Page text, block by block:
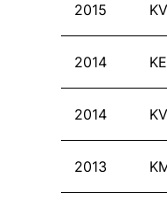
2015
2014
2014
2013